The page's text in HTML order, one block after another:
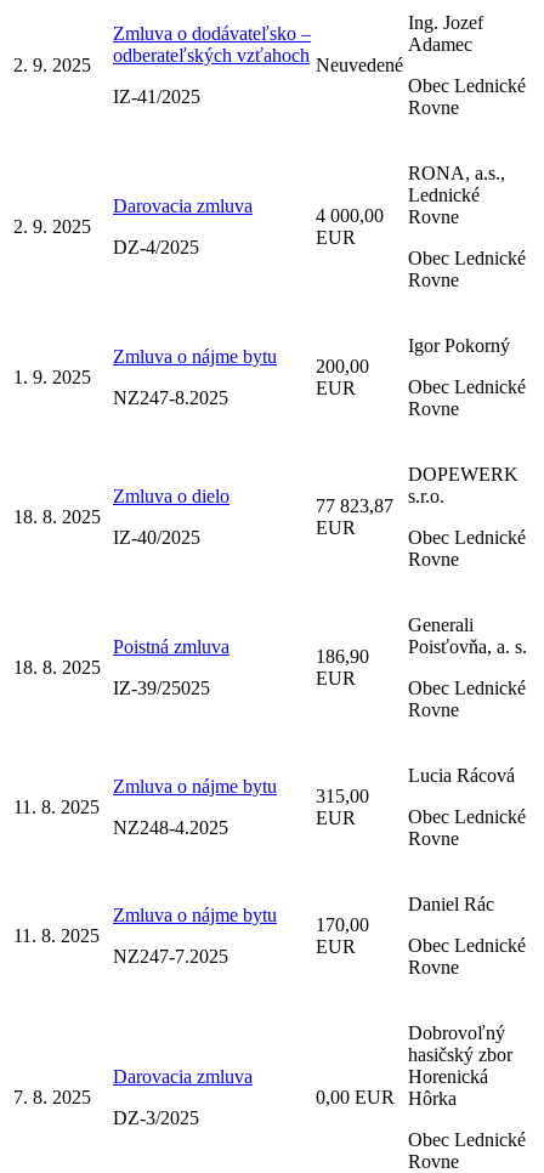
2. 9. 2025
Zmluva o dodávateľsko –
odberateľských vzťahoch
IZ-41/2025
Neuvedené
Ing. Jozef
Adamec
Obec Lednické
Rovne
2. 9. 2025
Darovacia zmluva
DZ-4/2025
4 000,00
EUR
RONA, a.s.,
Lednické
Rovne
Obec Lednické
Rovne
1. 9. 2025
Zmluva o nájme bytu
NZ247-8.2025
200,00
EUR
Igor Pokorný
Obec Lednické
Rovne
18. 8. 2025
Zmluva o dielo
IZ-40/2025
77 823,87
EUR
DOPEWERK
s.r.o.
Obec Lednické
Rovne
18. 8. 2025
Poistná zmluva
IZ-39/25025
186,90
EUR
Generali
Poisťovňa, a. s.
Obec Lednické
Rovne
11. 8. 2025
Zmluva o nájme bytu
NZ248-4.2025
315,00
EUR
Lucia Rácová
Obec Lednické
Rovne
11. 8. 2025
Zmluva o nájme bytu
NZ247-7.2025
170,00
EUR
Daniel Rác
Obec Lednické
Rovne
7. 8. 2025
Darovacia zmluva
DZ-3/2025
0,00 EUR
Dobrovoľný
hasičský zbor
Horenická
Hôrka
Obec Lednické
Rovne